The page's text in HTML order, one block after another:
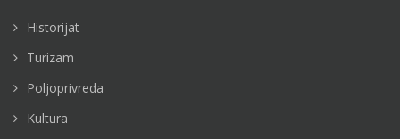
Historijat
Turizam
Poljoprivreda
Kultura